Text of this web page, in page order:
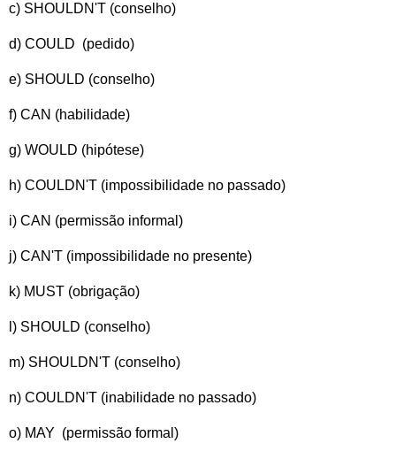
c) SHOULDN'T (conselho)
d) COULD (pedido)
e) SHOULD (conselho)
f) CAN (habilidade)
g) WOULD (hipótese)
h) COULDN'T (impossibilidade no passado)
i) CAN (permissão informal)
j) CAN'T (impossibilidade no presente)
k) MUST (obrigação)
l) SHOULD (conselho)
m) SHOULDN'T (conselho)
n) COULDN'T (inabilidade no passado)
o) MAY (permissão formal)